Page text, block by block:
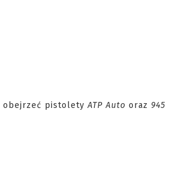
obejrzeć pistoletyATP Auto oraz 945